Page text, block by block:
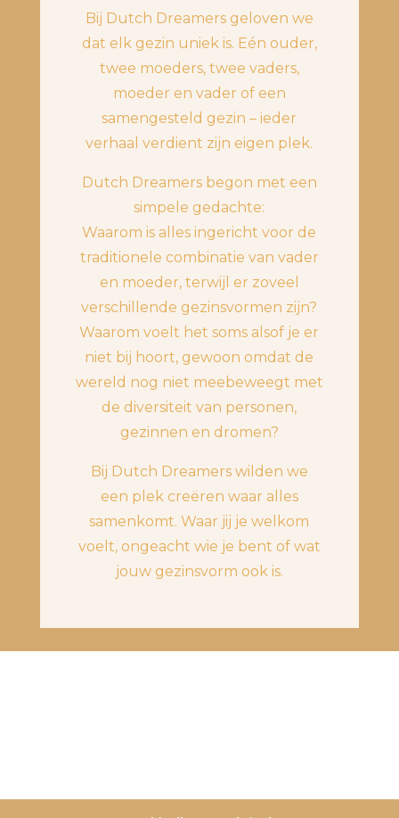
Bij Dutch Dreamers geloven we
dat elk gezin uniek is. Eén ouder,
twee moeders, twee vaders,
moeder en vader of een
samengesteld gezin – ieder
verhaal verdient zijn eigen plek.
Dutch Dreamers begon met een
simpele gedachte:
Waarom is alles ingericht voor de
traditionele combinatie van vader
en moeder, terwijl er zoveel
verschillende gezinsvormen zijn?
Waarom voelt het soms alsof je er
niet bij hoort, gewoon omdat de
wereld nog niet meebeweegt met
de diversiteit van personen,
gezinnen en dromen?
Bij Dutch Dreamers wilden we
een plek creëren waar alles
samenkomt. Waar jij je welkom
voelt, ongeacht wie je bent of wat
jouw gezinsvorm ook is.